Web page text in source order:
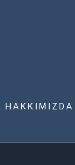
HAKKIMIZDA